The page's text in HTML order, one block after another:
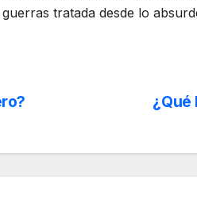
tratada desde lo
¿Qué